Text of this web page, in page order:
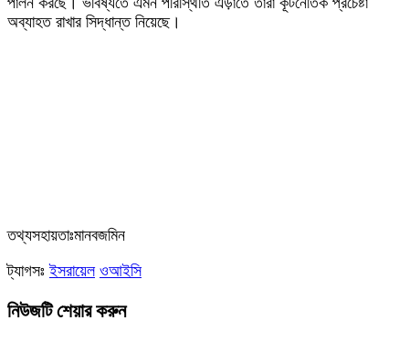
অব্যাহত রাখার সিদ্ধান্ত নিয়েছে।
‎তথ্যসহায়তাঃমানবজমিন
ট্যাগসঃইসরায়েল ওআইসি
নিউজটি শেয়ার করুন